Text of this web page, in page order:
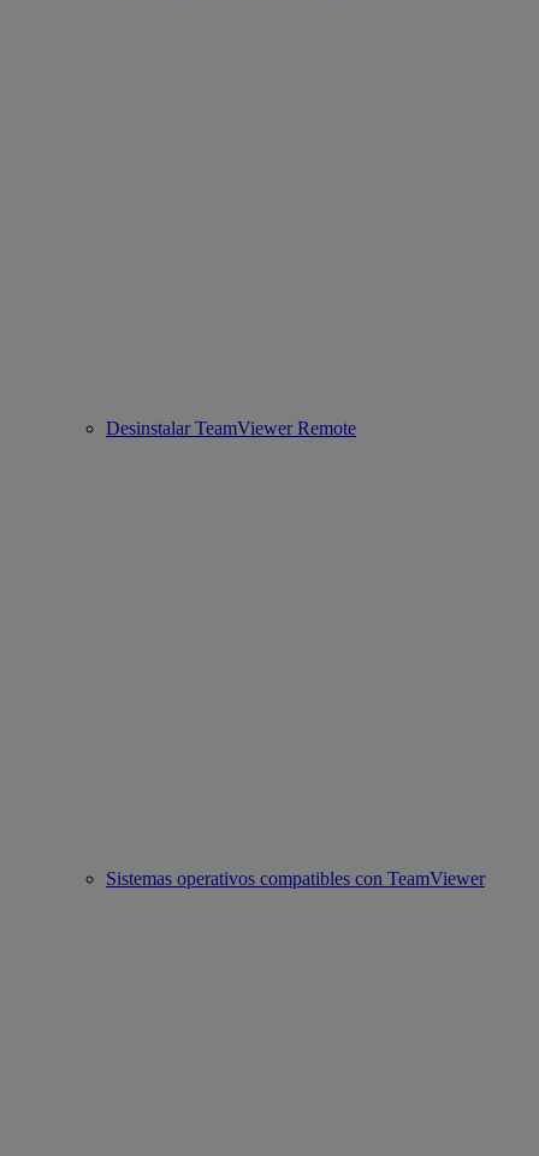
Desinstalar TeamViewer Remote
Sistemas operativos compatibles con TeamViewer